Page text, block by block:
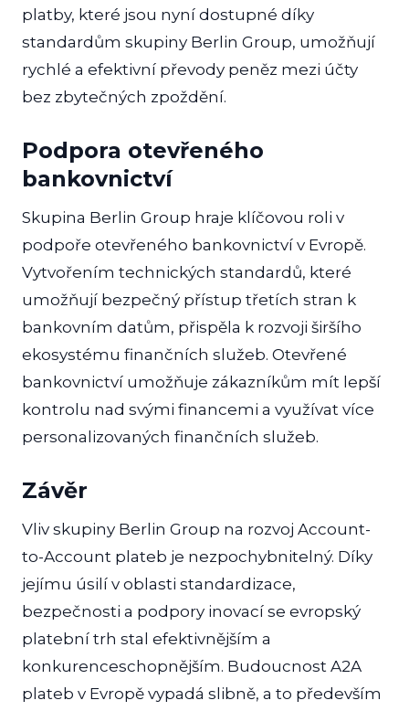
platby, které jsou nyní dostupné díky
standardům skupiny Berlin Group, umožňují
rychlé a efektivní převody peněz mezi účty
bez zbytečných zpoždění.
Podpora otevřeného
bankovnictví
Skupina Berlin Group hraje klíčovou roli v
podpoře otevřeného bankovnictví v Evropě.
Vytvořením technických standardů, které
umožňují bezpečný přístup třetích stran k
bankovním datům, přispěla k rozvoji širšího
ekosystému finančních služeb. Otevřené
bankovnictví umožňuje zákazníkům mít lepší
kontrolu nad svými financemi a využívat více
personalizovaných finančních služeb.
Závěr
Vliv skupiny Berlin Group na rozvoj Account-
to-Account plateb je nezpochybnitelný. Díky
jejímu úsilí v oblasti standardizace,
bezpečnosti a podpory inovací se evropský
platební trh stal efektivnějším a
konkurenceschopnějším. Budoucnost A2A
plateb v Evropě vypadá slibně, a to především